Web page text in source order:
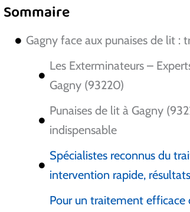
Sommaire
Gagny face aux punaises de lit :
Les Exterminateurs –
Gagny (93220)
Punaises de lit à Gagny
indispensable
Spécialistes reconnus du
intervention rapide,
Pour un traitement efficace